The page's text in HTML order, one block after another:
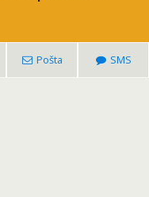
Pošta SMS